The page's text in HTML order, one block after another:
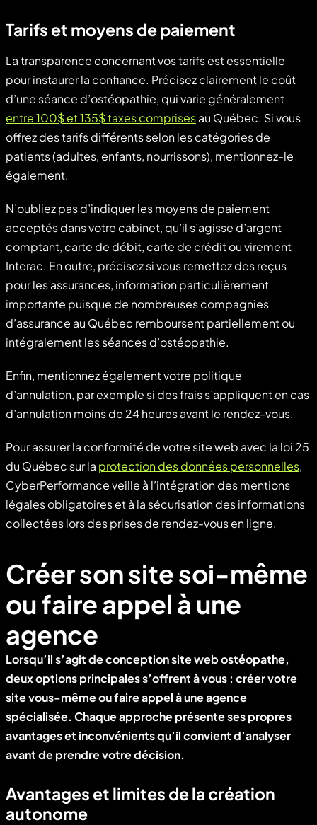
Tarifs et moyens de paiement
La transparence concernant vos tarifs est essentielle
pour instaurer la confiance. Précisez clairement le coût
d’une séance d’ostéopathie, qui varie généralement
entre 100$ et 135$ taxes comprisesau Québec. Si vous
offrez des tarifs différents selon les catégories de
patients (adultes, enfants, nourrissons), mentionnez-le
également.
N’oubliez pas d’indiquer les moyens de paiement
acceptés dans votre cabinet, qu’il s’agisse d’argent
comptant, carte de débit, carte de crédit ou virement
Interac. En outre, précisez si vous remettez des reçus
pour les assurances, information particulièrement
importante puisque de nombreuses compagnies
d’assurance au Québec remboursent partiellement ou
intégralement les séances d’ostéopathie.
Enfin, mentionnez également votre politique
d’annulation, par exemple si des frais s’appliquent en cas
d’annulation moins de 24 heures avant le rendez-vous.
Pour assurer la conformité de votre site web avec la loi 25
du Québec sur la protection des données personnelles,
CyberPerformance veille à l’intégration des mentions
légales obligatoires et à la sécurisation des informations
collectées lors des prises de rendez-vous en ligne.
Créer son site soi-même
ou faire appel à une
agence
Lorsqu’il s’agit de conception site web ostéopathe,
deux options principales s’offrent à vous : créer votre
site vous-même ou faire appel à une agence
spécialisée. Chaque approche présente ses propres
avantages et inconvénients qu’il convient d’analyser
avant de prendre votre décision.
Avantages et limites de la création
autonome